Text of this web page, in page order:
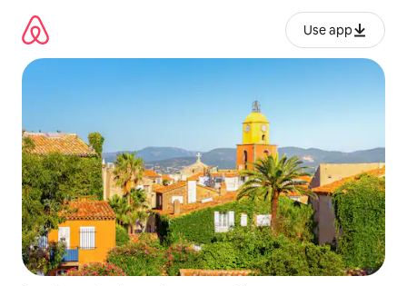
გადასვლა
Use app